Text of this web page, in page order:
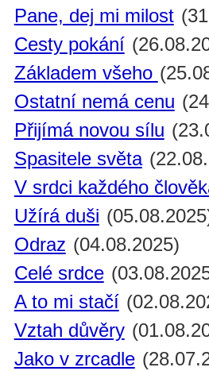
Pane, dej mi milost
Cesty pokání
Základem všeho
Ostatní nemá cenu
Přijímá novou sílu
Spasitele světa
V srdci každého
Užírá duši
Odraz (04.08.2025)
Celé srdce
A to mi stačí
Vztah důvěry
Jako v zrcadle